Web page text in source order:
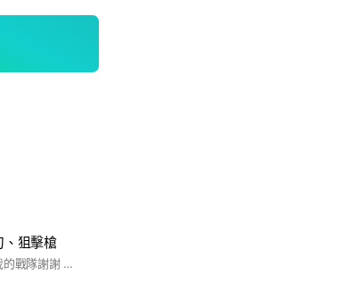
、狙擊槍
嗨，我希望你們都可以進來我的戰隊謝謝 然後我希望我的戰隊可以快點到2000人，謝謝大家